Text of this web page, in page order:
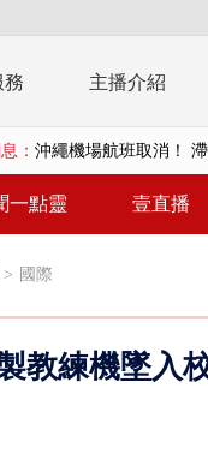
務 主播介紹
： 沖繩機場航班取消！
泰國傳嚴重校園槍擊！
一點靈 壹直播
> 國際
教練機墜入